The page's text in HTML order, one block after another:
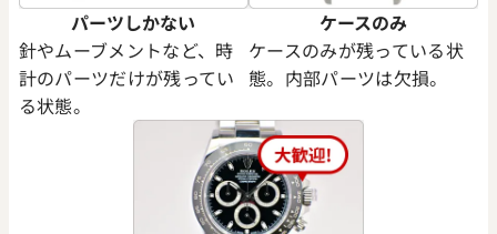
パーツしかない
針やムーブメントなど、時
計のパーツだけが残ってい
る状態。
ケースのみ
ケースのみが残っている状
態。内部パーツは欠損。